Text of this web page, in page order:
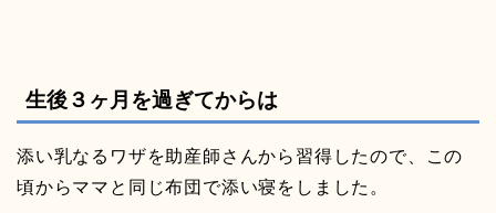
生後３ヶ月を過ぎてからは
添い乳なるワザを助産師さんから習得したので、この
頃からママと同じ布団で添い寝をしました。